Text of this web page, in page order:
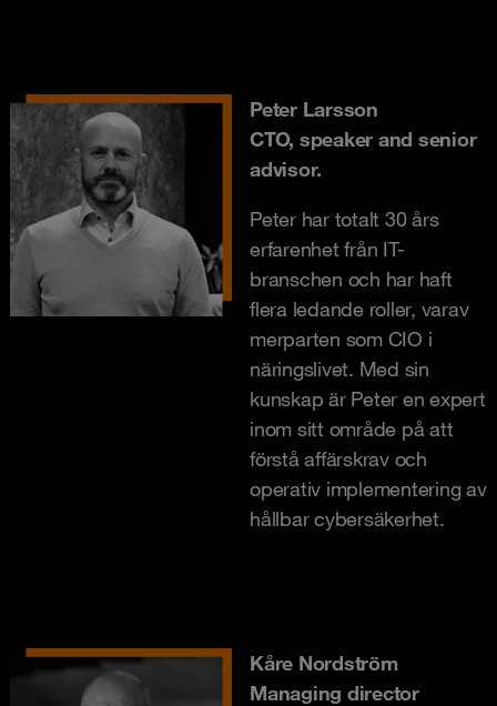
Peter Larsson
CTO, speaker and senior
advisor.
Peter har totalt 30 års
erfarenhet från IT-
branschen och har haft
flera ledande roller, varav
merparten som CIO i
näringslivet. Med sin
kunskap är Peter en expert
inom sitt område på att
förstå affärskrav och
operativ implementering av
hållbar cybersäkerhet.
Kåre Nordström
Managing director